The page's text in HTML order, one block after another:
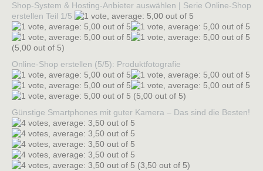
Shop-System & Hosting-Anbieter auswählen | Serie Online-Shop
erstellen Teil 1/5
(5,00 out of 5)
Online-Shop erstellen (5/5): Produktfotografie
(5,00 out of 5)
Günstige Smartphones mit guter Kamera – Das sind die Besten!
(3,50 out of 5)